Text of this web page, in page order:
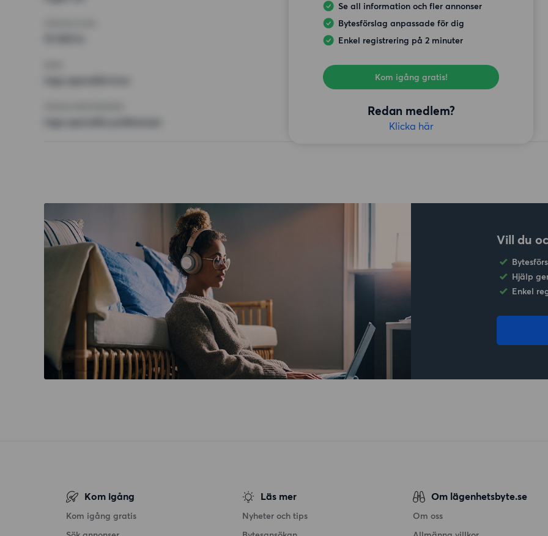
Se all information och fler annonser
Bytesförslag anpassade för dig
Enkel registrering på 2 minuter
Kom igång gratis!
Redan medlem?
Klicka här
Vill du
Hjälp
Enkel
Kom igång
Kom igång gratis
Läs mer
Nyheter och tips
Om lägenhetsbyte.se
Om oss